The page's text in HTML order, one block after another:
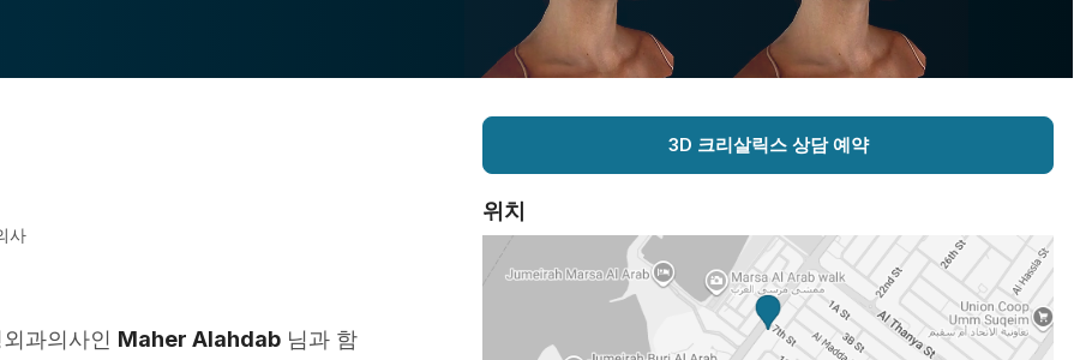
사
과의사인 Maher Alahdab 님과 함
3D 크리살릭스 상담 예약
위치